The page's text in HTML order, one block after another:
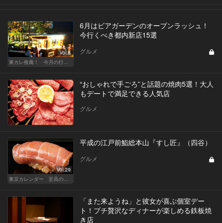
Vol.8
東カレ推薦！ 今月の行くべき店
6月はビアガーデンのオープンラッシュ！
今行くべき都内新店15選
グルメ
“おしゃれで手ごろ”と話題の焼肉5選！大人
もデートで満足できる人気店
グルメ
Vol.29
東京カレンダー 至高の名店シリーズ
平成の江戸前鮨総本山『すし匠』（四谷）
グルメ
「また来ようね」と彼女が喜ぶ個室デー
ト！プチ贅沢なディナーが楽しめる鉄板焼
き店